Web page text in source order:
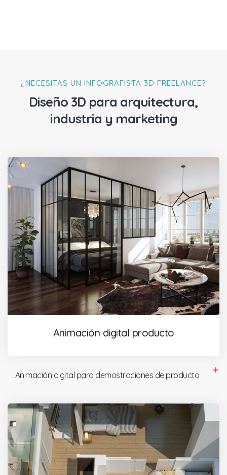
¿NECESITAS UN INFOGRAFISTA 3D FREELANCE?
Diseño 3D para arquitectura,
industria y marketing
Animación digital producto
Animación digital para demostraciones de producto